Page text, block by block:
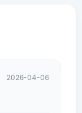
2026-04-06